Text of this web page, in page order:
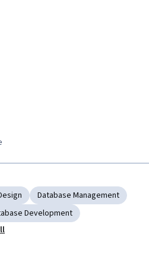
Database Management
Development